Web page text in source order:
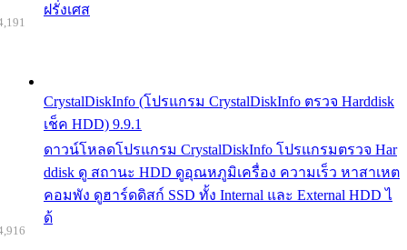
ฝรั่งเศส
CrystalDiskInfo (โปรแกรม CrystalDiskInfo ตรวจ Harddisk
เช็ค HDD) 9.9.1
ดาวน์โหลดโปรแกรม CrystalDiskInfo โปรแกรมตรวจ Har
ddisk ดู สถานะ HDD ดูอุณหภูมิเครื่อง ความเร็ว หาสาเหต
คอมพัง ดูฮาร์ดดิสก์ SSD ทั้ง Internal และ External HDD ไ
ด้